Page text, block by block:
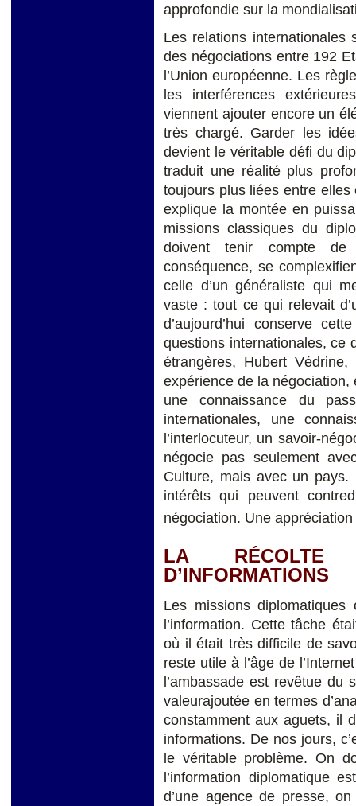
approfondie sur la
Les relations internationales
des négociations entre 192
l’Union européenne. Les
les interférences
viennent ajouter encore un
très chargé. Garder les
devient le véritable défi du
traduit une réalité plus
toujours plus liées entre
explique la montée en
missions classiques du
doivent tenir compte
conséquence, se
celle d’un généraliste qui
vaste : tout ce qui relevait
d’aujourd’hui conserve
questions internationales, ce
étrangères, Hubert
expérience de la
une connaissance du
internationales, une
l’interlocuteur, un savoir-
négocie pas seulement
Culture, mais avec un
intérêts qui peuvent
négociation. Une
LA
D’INFORMATIONS
Les missions
l’information. Cette tâche
où il était très difficile de
reste utile à l’âge de
l’ambassade est revêtue du
valeurajoutée en termes
constamment aux aguets, il
informations. De nos jours,
le véritable problème. On
l’information diplomatique
d’une agence de presse,